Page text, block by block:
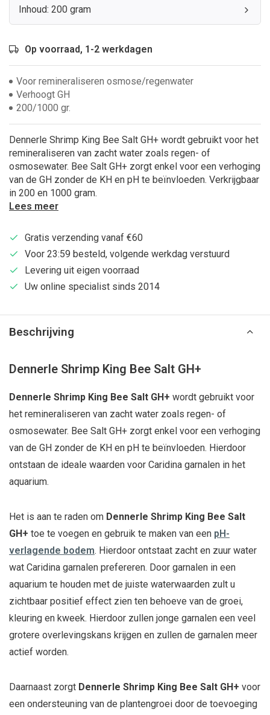
Inhoud: 200 gram
Op voorraad, 1-2 werkdagen
Voor remineraliseren osmose/regenwater
Verhoogt GH
200/1000 gr.
Dennerle Shrimp King Bee Salt GH+ wordt gebruikt voor het
remineraliseren van zacht water zoals regen- of
osmosewater. Bee Salt GH+ zorgt enkel voor een verhoging
van de GH zonder de KH en pH te beïnvloeden. Verkrijgbaar
in 200 en 1000 gram.
Lees meer
Gratis verzending vanaf €60
Voor 23:59 besteld, volgende werkdag verstuurd
Levering uit eigen voorraad
Uw online specialist sinds 2014
Beschrijving
Dennerle Shrimp King Bee Salt GH+
Dennerle Shrimp King Bee Salt GH+ wordt gebruikt voor
het remineraliseren van zacht water zoals regen- of
osmosewater. Bee Salt GH+ zorgt enkel voor een verhoging
van de GH zonder de KH en pH te beïnvloeden. Hierdoor
ontstaan de ideale waarden voor Caridina garnalen in het
aquarium.
Het is aan te raden om Dennerle Shrimp King Bee Salt
GH+ toe te voegen en gebruik te maken van een pH-
verlagende bodem. Hierdoor ontstaat zacht en zuur water
wat Caridina garnalen prefereren. Door garnalen in een
aquarium te houden met de juiste waterwaarden zult u
zichtbaar positief effect zien ten behoeve van de groei,
kleuring en kweek. Hierdoor zullen jonge garnalen een veel
grotere overlevingskans krijgen en zullen de garnalen meer
actief worden.
Daarnaast zorgt Dennerle Shrimp King Bee Salt GH+ voor
een ondersteuning van de plantengroei door de toevoeging